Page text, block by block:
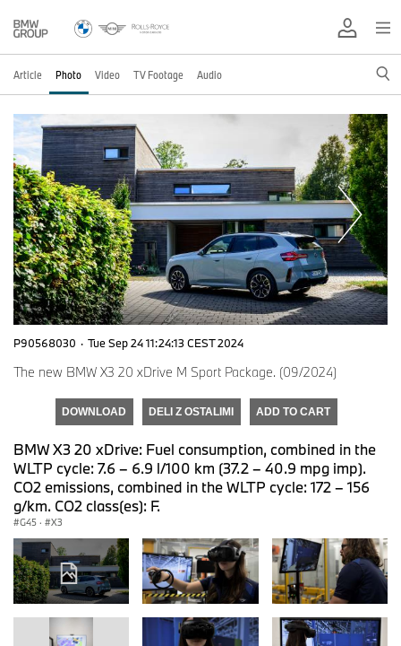
Article Photo Video TV Footage Audio
P90568030 · Tue Sep 24 11:24:13 CEST 2024
The new BMW X3 20 xDrive M Sport Package. (09/2024)
DOWNLOAD DELI Z OSTALIMI ADD TO CART
BMW X3 20 xDrive: Fuel consumption, combined in the
WLTP cycle: 7.6 – 6.9 l/100 km (37.2 – 40.9 mpg imp).
CO2 emissions, combined in the WLTP cycle: 172 – 156
g/km. CO2 class(es): F.
G45 · X3